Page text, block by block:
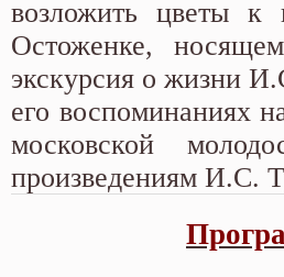
возложить цветы к
Остоженке,
экскурсия о жизни
его воспоминаниях
московской
произведениям И.С.